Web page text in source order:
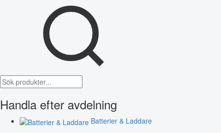
Handla efter avdelning
Batterier & Laddare